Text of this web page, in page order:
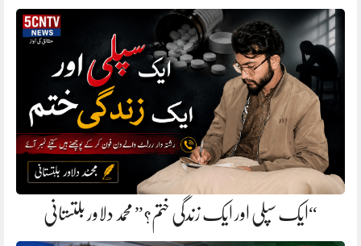
“ایک سپلی اور ایک زندگی ختم؟” محمد دلاور بلتستانی